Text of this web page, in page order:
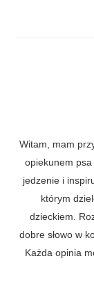
Witam, mam
opiekunem
jedzenie i
którym
dzieckiem.
dobre słowo w
Każda opinia